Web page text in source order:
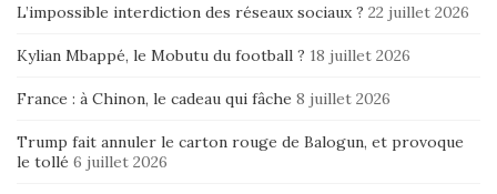
L’impossible interdiction des réseaux sociaux ? 22 juillet 2026
Kylian Mbappé, le Mobutu du football ? 18 juillet 2026
France : à Chinon, le cadeau qui fâche 8 juillet 2026
Trump fait annuler le carton rouge de Balogun, et provoque
le tollé 6 juillet 2026